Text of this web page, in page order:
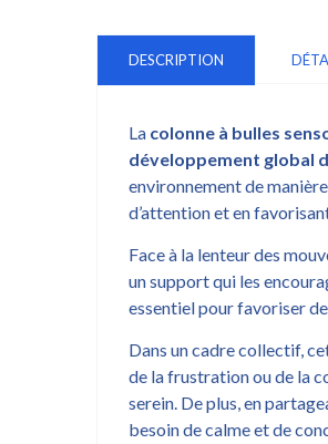
DESCRIPTION
La colonne à bulles
développement global
environnement de
d’attention et en
Face à la lenteur des
un support qui les
essentiel pour favoriser
Dans un cadre collectif,
de la frustration ou de la
serein. De plus, en
besoin de calme et de